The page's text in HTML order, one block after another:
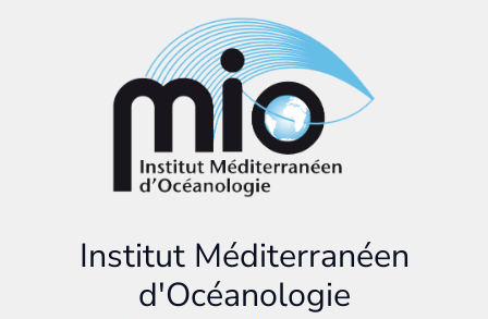
Institut Méditerranéen
d'Océanologie